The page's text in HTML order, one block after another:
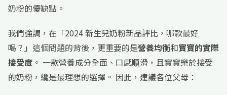
奶粉的優缺點。
我們強調，在「2024 新生兒奶粉新品評比，哪款最好
喝？」這個問題的背後，更重要的是營養均衡和寶寶的實際
接受度 。 一款營養成分全面、口感順滑，且寶寶樂於接受
的奶粉，纔是最理想的選擇。 因此，建議各位父母：